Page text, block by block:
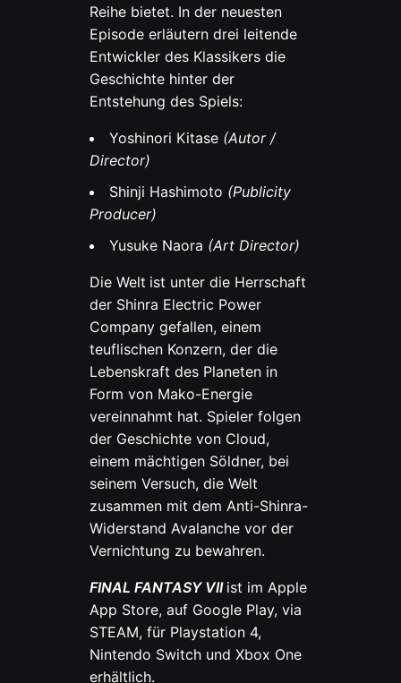
Reihe bietet. In der neuesten
Episode erläutern drei leitende
Entwickler des Klassikers die
Geschichte hinter der
Entstehung des Spiels:
Yoshinori Kitase (Autor /
Director)
Shinji Hashimoto (Publicity
Producer)
Yusuke Naora (Art Director)
Die Welt ist unter die Herrschaft
der Shinra Electric Power
Company gefallen, einem
teuflischen Konzern, der die
Lebenskraft des Planeten in
Form von Mako-Energie
vereinnahmt hat. Spieler folgen
der Geschichte von Cloud,
einem mächtigen Söldner, bei
seinem Versuch, die Welt
zusammen mit dem Anti-Shinra-
Widerstand Avalanche vor der
Vernichtung zu bewahren.
FINAL FANTASY VII ist im Apple
App Store, auf Google Play, via
STEAM, für Playstation 4,
Nintendo Switch und Xbox One
erhältlich.